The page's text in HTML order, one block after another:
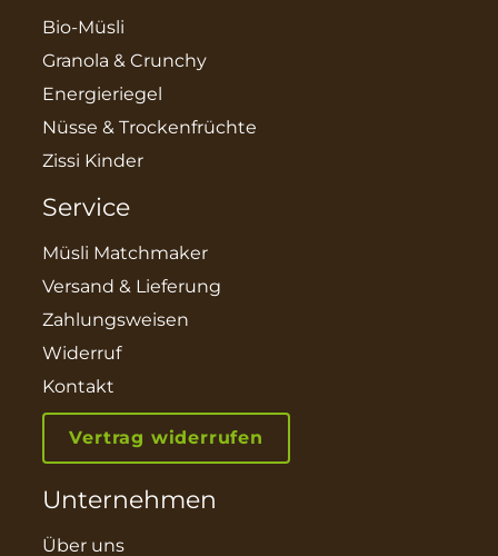
Bio-Müsli
Granola & Crunchy
Energieriegel
Nüsse & Trockenfrüchte
Zissi Kinder
Service
Müsli Matchmaker
Versand & Lieferung
Zahlungsweisen
Widerruf
Kontakt
Vertrag widerrufen
Unternehmen
Über uns